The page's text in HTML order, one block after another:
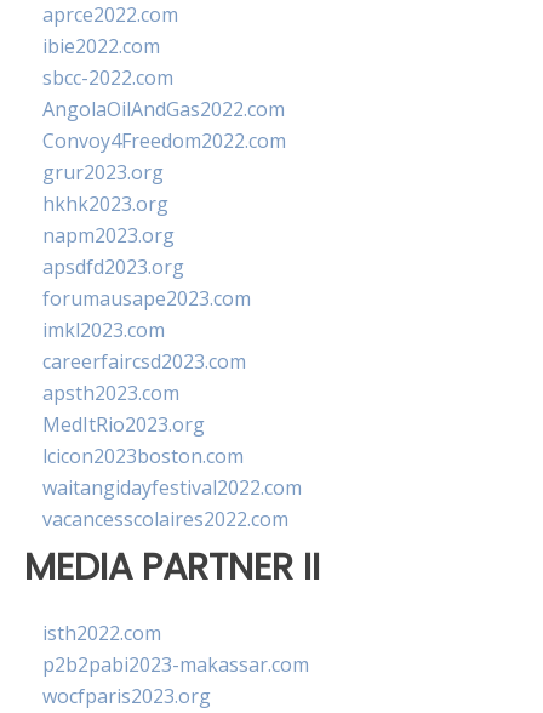
aprce2022.com
ibie2022.com
sbcc-2022.com
AngolaOilAndGas2022.com
Convoy4Freedom2022.com
grur2023.org
hkhk2023.org
napm2023.org
apsdfd2023.org
forumausape2023.com
imkl2023.com
careerfaircsd2023.com
apsth2023.com
MedItRio2023.org
lcicon2023boston.com
waitangidayfestival2022.com
vacancesscolaires2022.com
MEDIA PARTNER II
isth2022.com
p2b2pabi2023-makassar.com
wocfparis2023.org